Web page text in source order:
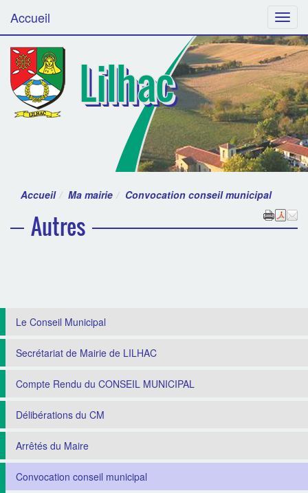
Menu
Accueil
Lilhac
Accueil Ma mairie Convocation conseil municipal
Autres
Le Conseil Municipal
Secrétariat de Mairie de LILHAC
Compte Rendu du CONSEIL MUNICIPAL
Délibérations du CM
Arrêtés du Maire
Convocation conseil municipal